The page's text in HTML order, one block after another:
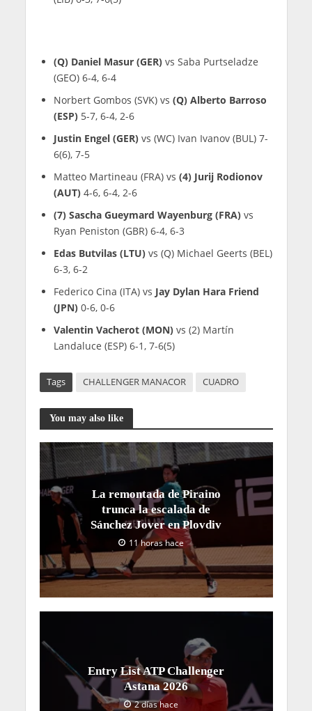
(Q) Daniel Masur (GER)vs Saba Purtseladze
(GEO) 6-4, 6-4
Norbert Gombos (SVK) vs (Q) Alberto Barroso
(ESP)5-7, 6-4, 2-6
Justin Engel (GER)vs (WC) Ivan Ivanov (BUL) 7-
6(6), 7-5
Matteo Martineau (FRA) vs (4) Jurij Rodionov
(AUT)4-6, 6-4, 2-6
(7) Sascha Gueymard Wayenburg (FRA)vs
Ryan Peniston (GBR) 6-4, 6-3
Edas Butvilas (LTU)vs (Q) Michael Geerts (BEL)
6-3, 6-2
Federico Cina (ITA) vs Jay Dylan Hara Friend
(JPN)0-6, 0-6
Valentin Vacherot (MON)vs (2) Martín
Landaluce (ESP) 6-1, 7-6(5)
Tags CHALLENGER MANACOR CUADRO
You may also like
La remontada de Piraino
trunca la escalada de
Sánchez Jover en Plovdiv
11 horas hace
Entry List ATP Challenger
Astana 2026
2 días hace